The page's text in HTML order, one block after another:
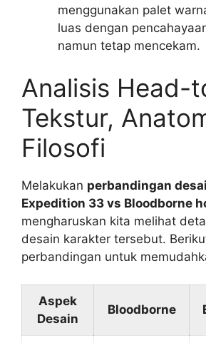
menggunakan palet
luas dengan
namun tetap mencekam.
Analisis Head-
Tekstur,
Filosofi
Melakukan perbandingan
Expedition 33 vs Bloodborne
mengharuskan kita melihat
desain karakter tersebut.
perbandingan untuk
Aspek
Desain
Bloodborne